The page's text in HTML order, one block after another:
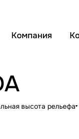
Компания
высота рельефа